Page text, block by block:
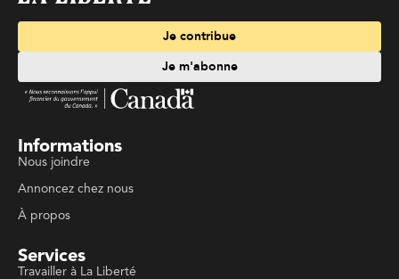
Je contribue
Je m'abonne
Informations
Nous joindre
Annoncez chez nous
À propos
Services
Travailler à La Liberté